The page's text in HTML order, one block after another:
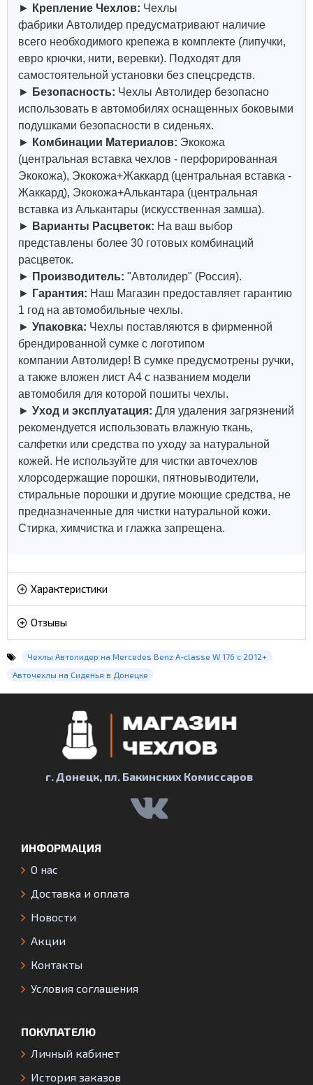
► Крепление Чехлов: Чехлы
фабрики Автолидер предусматривают наличие
всего необходимого крепежа в комплекте (липучки,
евро крючки, нити, веревки). Подходят для
самостоятельной установки без спецсредств.
► Безопасность: Чехлы Автолидер безопасно
использовать в автомобилях оснащенных боковыми
подушками безопасности в сиденьях.
► Комбинации Материалов: Экокожа
(центральная вставка чехлов - перфорированная
Экокожа), Экокожа+Жаккард (центральная вставка -
Жаккард), Экокожа+Алькантара (центральная
вставка из Алькантары (искусственная замша).
► Варианты Расцветок: На ваш выбор
представлены более 30 готовых комбинаций
расцветок.
► Производитель: "Автолидер" (Россия).
► Гарантия: Наш Магазин предоставляет гарантию
1 год на автомобильные чехлы.
► Упаковка: Чехлы поставляются в фирменной
брендированной сумке с логотипом
компании Автолидер! В сумке предусмотрены ручки,
а также вложен лист А4 с названием модели
автомобиля для которой пошиты чехлы.
► Уход и эксплуатация: Для удаления загрязнений
рекомендуется использовать влажную ткань,
салфетки или средства по уходу за натуральной
кожей. Не используйте для чистки авточехлов
хлорсодержащие порошки, пятновыводители,
стиральные порошки и другие моющие средства, не
предназначенные для чистки натуральной кожи.
Стирка, химчистка и глажка запрещена.
Характеристики
Отзывы
Чехлы Автолидер на Mercedes Benz A-classe W 176 с 2012+
Авточехлы на Сиденья в Донецке
г. Донецк, пл. Бакинских Комиссаров
ИНФОРМАЦИЯ
О нас
Доставка и оплата
Новости
Акции
Контакты
Условия соглашения
ПОКУПАТЕЛЮ
Личный кабинет
История заказов